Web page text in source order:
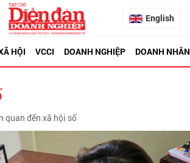
English
HỘI VCCI DOANH NGHIỆP DOANH NHÂN
quan đến xã hội số